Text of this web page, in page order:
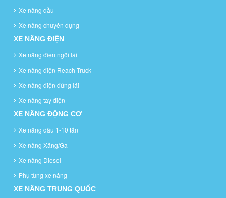
Xe nâng dầu
Xe nâng chuyên dụng
XE NÂNG ĐIỆN
Xe nâng điện ngồi lái
Xe nâng điện Reach Truck
Xe nâng điện đứng lái
Xe nâng tay điện
XE NÂNG ĐỘNG CƠ
Xe nâng dầu 1-10 tấn
Xe nâng Xăng/Ga
Xe nâng Diesel
Phụ tùng xe nâng
XE NÂNG TRUNG QUỐC